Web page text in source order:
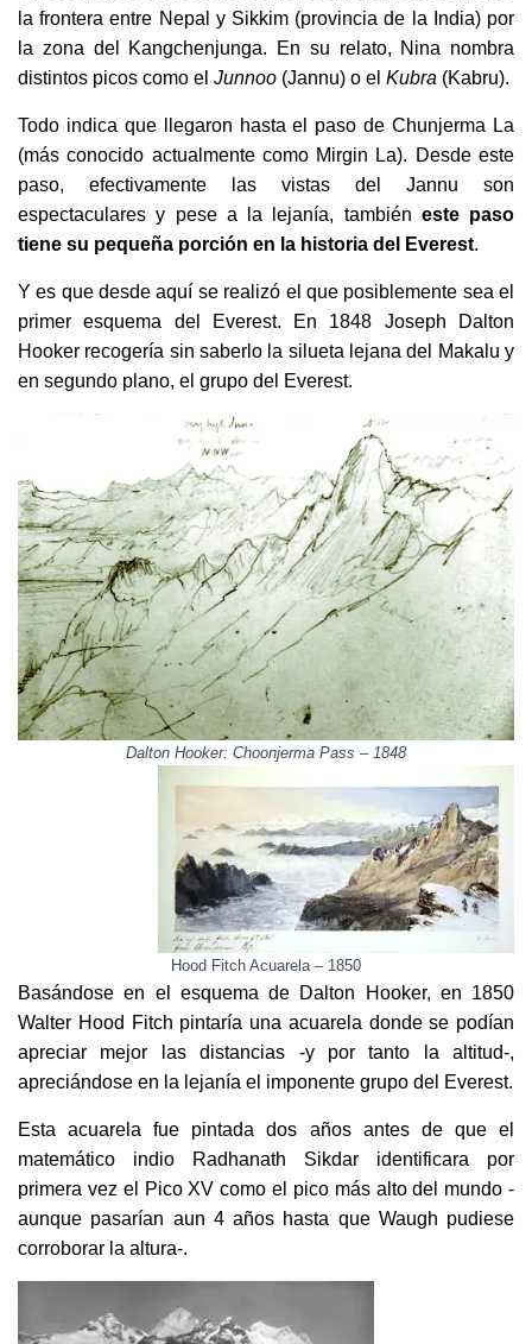
la frontera entre Nepal y Sikkim (provincia de la India) por
la zona del Kangchenjunga. En su relato, Nina nombra
distintos picos como el Junnoo (Jannu) o el Kubra (Kabru).
Todo indica que llegaron hasta el paso de Chunjerma La
(más conocido actualmente como Mirgin La). Desde este
paso, efectivamente las vistas del Jannu son
espectaculares y pese a la lejanía, también este paso
tiene su pequeña porción en la historia del Everest.
Y es que desde aquí se realizó el que posiblemente sea el
primer esquema del Everest. En 1848 Joseph Dalton
Hooker recogería sin saberlo la silueta lejana del Makalu y
en segundo plano, el grupo del Everest.
Dalton Hooker: Choonjerma Pass – 1848
Hood Fitch Acuarela – 1850
Basándose en el esquema de Dalton Hooker, en 1850
Walter Hood Fitch pintaría una acuarela donde se podían
apreciar mejor las distancias -y por tanto la altitud-,
apreciándose en la lejanía el imponente grupo del Everest.
Esta acuarela fue pintada dos años antes de que el
matemático indio Radhanath Sikdar identificara por
primera vez el Pico XV como el pico más alto del mundo -
aunque pasarían aun 4 años hasta que Waugh pudiese
corroborar la altura-.